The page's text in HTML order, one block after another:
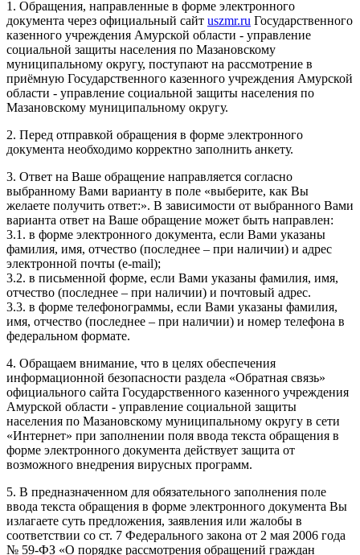
1. Обращения, направленные в форме электронного
документа через официальный сайт uszmr.ru Государственного
казенного учреждения Амурской области - управление
социальной защиты населения по Мазановскому
муниципальному округу, поступают на рассмотрение в
приёмную Государственного казенного учреждения Амурской
области - управление социальной защиты населения по
Мазановскому муниципальному округу.
2. Перед отправкой обращения в форме электронного
документа необходимо корректно заполнить анкету.
3. Ответ на Ваше обращение направляется согласно
выбранному Вами варианту в поле «выберите, как Вы
желаете получить ответ:». В зависимости от выбранного Вами
варианта ответ на Ваше обращение может быть направлен:
3.1. в форме электронного документа, если Вами указаны
фамилия, имя, отчество (последнее – при наличии) и адрес
электронной почты (e-mail);
3.2. в письменной форме, если Вами указаны фамилия, имя,
отчество (последнее – при наличии) и почтовый адрес.
3.3. в форме телефонограммы, если Вами указаны фамилия,
имя, отчество (последнее – при наличии) и номер телефона в
федеральном формате.
4. Обращаем внимание, что в целях обеспечения
информационной безопасности раздела «Обратная связь»
официального сайта Государственного казенного учреждения
Амурской области - управление социальной защиты
населения по Мазановскому муниципальному округу в сети
«Интернет» при заполнении поля ввода текста обращения в
форме электронного документа действует защита от
возможного внедрения вирусных программ.
5. В предназначенном для обязательного заполнения поле
ввода текста обращения в форме электронного документа Вы
излагаете суть предложения, заявления или жалобы в
соответствии со ст. 7 Федерального закона от 2 мая 2006 года
№ 59-ФЗ «О порядке рассмотрения обращений граждан